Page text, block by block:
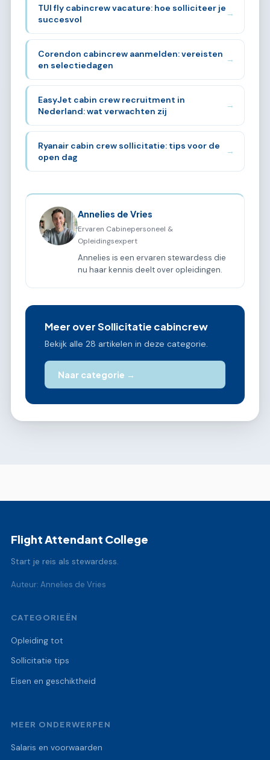
TUI fly cabincrew vacature: hoe solliciteer je
succesvol
→
Corendon cabincrew aanmelden: vereisten
en selectiedagen
→
EasyJet cabin crew recruitment in
Nederland: wat verwachten zij
→
Ryanair cabin crew sollicitatie: tips voor de
open dag
→
Annelies de Vries
Ervaren Cabinepersoneel &
Opleidingsexpert
Annelies is een ervaren stewardess die
nu haar kennis deelt over opleidingen.
Meer over Sollicitatie cabincrew
Bekijk alle 28 artikelen in deze categorie.
Naar categorie →
Flight Attendant College
Start je reis als stewardess.
Auteur: Annelies de Vries
CATEGORIEËN
Opleiding tot
Sollicitatie tips
Eisen en geschiktheid
MEER ONDERWERPEN
Salaris en voorwaarden